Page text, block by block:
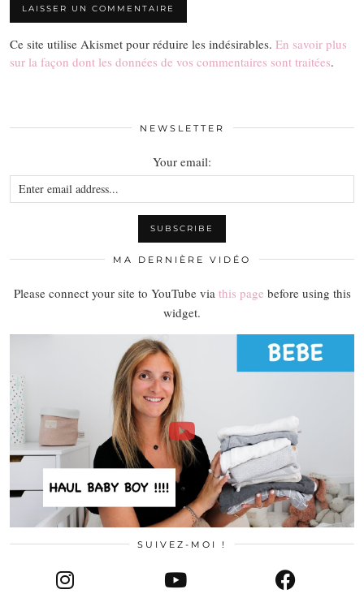
Ce site utilise Akismet pour réduire les indésirables. En savoir plus
sur la façon dont les données de vos commentaires sont traitées.
NEWSLETTER
Your email:
MA DERNIÈRE VIDÉO
Please connect your site to YouTube via this page before using this
widget.
SUIVEZ-MOI !